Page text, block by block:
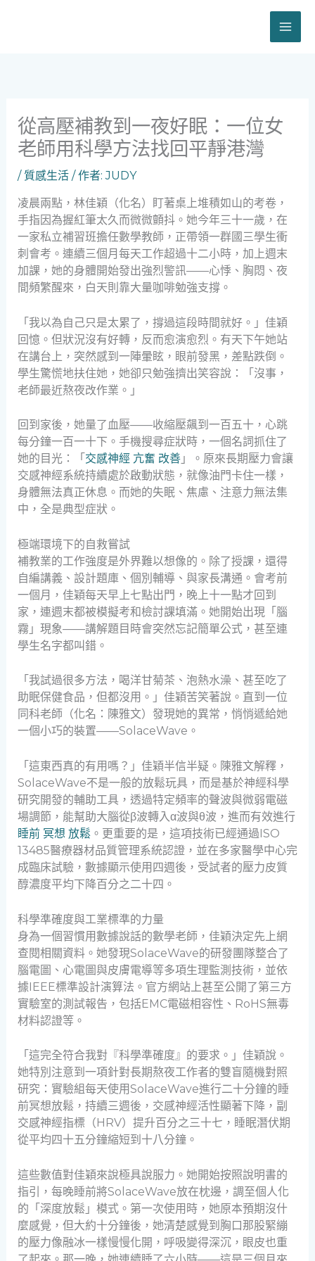
從高壓補教到一夜好眠：一位女
老師用科學方法找回平靜港灣
/ 質感生活/ 作者:JUDY
凌晨兩點，林佳穎（化名）盯著桌上堆積如山的考卷，
手指因為握紅筆太久而微微顫抖。她今年三十一歲，在
一家私立補習班擔任數學教師，正帶領一群國三學生衝
刺會考。連續三個月每天工作超過十二小時，加上週末
加課，她的身體開始發出強烈警訊——心悸、胸悶、夜
間頻繁醒來，白天則靠大量咖啡勉強支撐。
「我以為自己只是太累了，撐過這段時間就好。」佳穎
回憶。但狀況沒有好轉，反而愈演愈烈。有天下午她站
在講台上，突然感到一陣暈眩，眼前發黑，差點跌倒。
學生驚慌地扶住她，她卻只勉強擠出笑容說：「沒事，
老師最近熬夜改作業。」
回到家後，她量了血壓——收縮壓飆到一百五十，心跳
每分鐘一百一十下。手機搜尋症狀時，一個名詞抓住了
她的目光：「 交感神經 亢奮 改善」。原來長期壓力會讓
交感神經系統持續處於啟動狀態，就像油門卡住一樣，
身體無法真正休息。而她的失眠、焦慮、注意力無法集
中，全是典型症狀。
極端環境下的自救嘗試
補教業的工作強度是外界難以想像的。除了授課，還得
自編講義、設計題庫、個別輔導、與家長溝通。會考前
一個月，佳穎每天早上七點出門，晚上十一點才回到
家，連週末都被模擬考和檢討課填滿。她開始出現「腦
霧」現象——講解題目時會突然忘記簡單公式，甚至連
學生名字都叫錯。
「我試過很多方法，喝洋甘菊茶、泡熱水澡、甚至吃了
助眠保健食品，但都沒用。」佳穎苦笑著說。直到一位
同科老師（化名：陳雅文）發現她的異常，悄悄遞給她
一個小巧的裝置——SolaceWave。
「這東西真的有用嗎？」佳穎半信半疑。陳雅文解釋，
SolaceWave不是一般的放鬆玩具，而是基於神經科學
研究開發的輔助工具，透過特定頻率的聲波與微弱電磁
場調節，能幫助大腦從β波轉入α波與θ波，進而有效進行
睡前 冥想 放鬆。更重要的是，這項技術已經通過ISO
13485醫療器材品質管理系統認證，並在多家醫學中心完
成臨床試驗，數據顯示使用四週後，受試者的壓力皮質
醇濃度平均下降百分之二十四。
科學準確度與工業標準的力量
身為一個習慣用數據說話的數學老師，佳穎決定先上網
查閱相關資料。她發現SolaceWave的研發團隊整合了
腦電圖、心電圖與皮膚電導等多項生理監測技術，並依
據IEEE標準設計演算法。官方網站上甚至公開了第三方
實驗室的測試報告，包括EMC電磁相容性、RoHS無毒
材料認證等。
「這完全符合我對『科學準確度』的要求。」佳穎說。
她特別注意到一項針對長期熬夜工作者的雙盲隨機對照
研究：實驗組每天使用SolaceWave進行二十分鐘的睡
前冥想放鬆，持續三週後，交感神經活性顯著下降，副
交感神經指標（HRV）提升百分之三十七，睡眠潛伏期
從平均四十五分鐘縮短到十八分鐘。
這些數值對佳穎來說極具說服力。她開始按照說明書的
指引，每晚睡前將SolaceWave放在枕邊，調至個人化
的「深度放鬆」模式。第一次使用時，她原本預期沒什
麼感覺，但大約十分鐘後，她清楚感覺到胸口那股緊繃
的壓力像融冰一樣慢慢化開，呼吸變得深沉，眼皮也重